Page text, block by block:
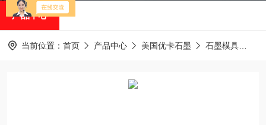
产品中心
当前位置： 首页 产品中心 美国优卡石墨 石墨模具